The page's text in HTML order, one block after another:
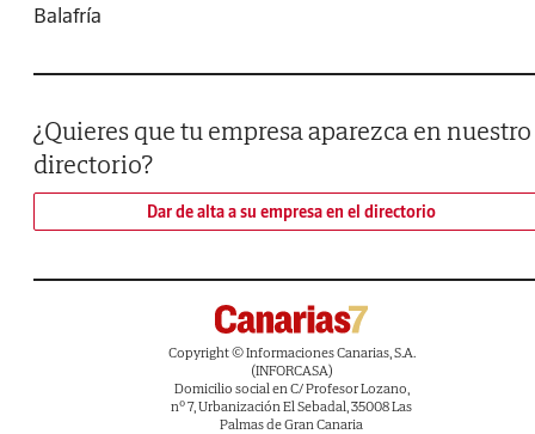
Balafría
¿Quieres que tu empresa aparezca en nuestro
directorio?
Dar de alta a su empresa en el directorio
Copyright © Informaciones Canarias, S.A.
(INFORCASA)
Domicilio social en C/ Profesor Lozano,
nº 7, Urbanización El Sebadal, 35008 Las
Palmas de Gran Canaria